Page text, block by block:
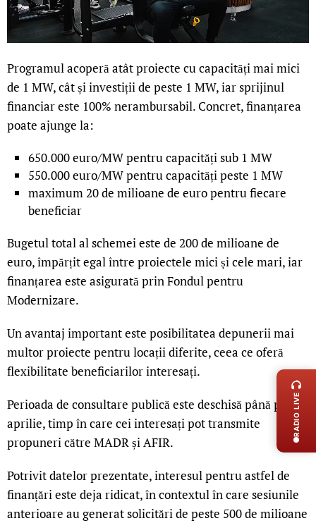
Programul acoperă atât proiecte cu capacități mai mici
de 1 MW, cât și investiții de peste 1 MW, iar sprijinul
financiar este 100% nerambursabil. Concret, finanțarea
poate ajunge la:
650.000 euro/MW pentru capacități sub 1 MW
550.000 euro/MW pentru capacități peste 1 MW
maximum 20 de milioane de euro pentru fiecare
beneficiar
Bugetul total al schemei este de 200 de milioane de
euro, împărțit egal între proiectele mici și cele mari, iar
finanțarea este asigurată prin Fondul pentru
Modernizare.
Un avantaj important este posibilitatea depunerii mai
multor proiecte pentru locații diferite, ceea ce oferă
flexibilitate beneficiarilor interesați.
Perioada de consultare publică este deschisă până pe 17
aprilie, timp în care cei interesați pot transmite
propuneri către MADR și AFIR.
Potrivit datelor prezentate, interesul pentru astfel de
finanțări este deja ridicat, în contextul în care sesiunile
anterioare au generat solicitări de peste 500 de milioane
RADIO LIVE